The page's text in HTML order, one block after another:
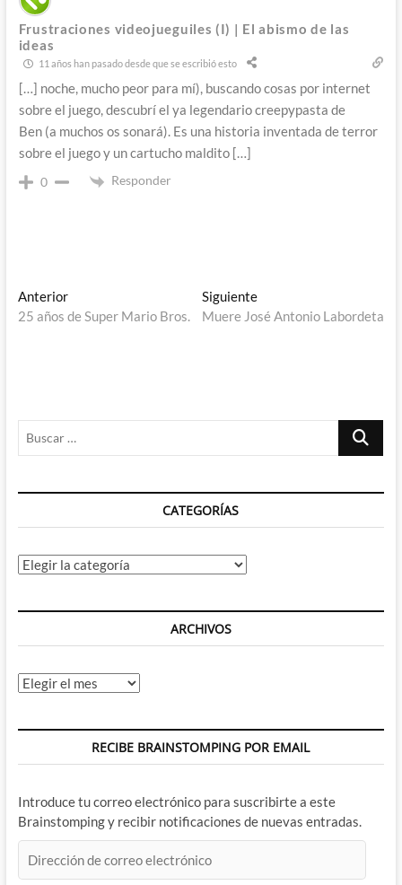
Frustraciones videojueguiles (I) | El abismo de las
ideas
11 años han pasado desde que se escribió esto
[…] noche, mucho peor para mí), buscando cosas por internet
sobre el juego, descubrí el ya legendario creepypasta de
Ben (a muchos os sonará). Es una historia inventada de terror
sobre el juego y un cartucho maldito […]
0 Responder
Navegación
de
AnteriorEntrada
anterior:
25 años de Super Mario Bros.
SiguienteEntrada
siguiente:
Muere José Antonio Labordeta
Buscar
CATEGORÍAS
Categorías
ARCHIVOS
Archivos
RECIBE BRAINSTOMPING POR EMAIL
Introduce tu correo electrónico para suscribirte a este
Brainstomping y recibir notificaciones de nuevas entradas.
de